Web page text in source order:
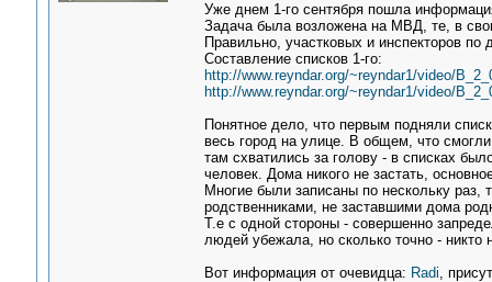
Уже днем 1-го сентября пошла
Задача была возложена на МВД, те, в
Правильно, участковых и инспекторов
Составление списков 1-го:
http://www.reyndar.org/~reyndar1/video/
http://www.reyndar.org/~reyndar1/video/
Понятное дело, что первым подняли
весь город на улице. В общем, что
там схватились за голову - в списках
человек. Дома никого не застать,
Многие были записаны по нескольку
родственниками, не заставшими дома
Т.е с одной стороны - совершенно
людей убежала, но сколько точно - никто
Вот информация от очевидца: Radi,